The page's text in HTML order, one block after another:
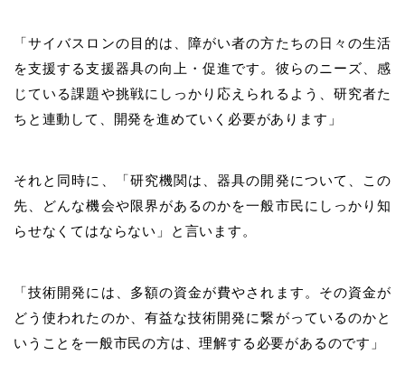
「サイバスロンの目的は、障がい者の方たちの日々の生活
を支援する支援器具の向上・促進です。彼らのニーズ、感
じている課題や挑戦にしっかり応えられるよう、研究者た
ちと連動して、開発を進めていく必要があります」
それと同時に、「研究機関は、器具の開発について、この
先、どんな機会や限界があるのかを一般市民にしっかり知
らせなくてはならない」と言います。
「技術開発には、多額の資金が費やされます。その資金が
どう使われたのか、有益な技術開発に繋がっているのかと
いうことを一般市民の方は、理解する必要があるのです」